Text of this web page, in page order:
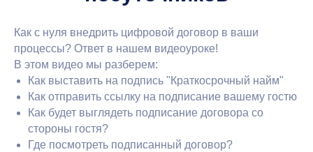
Как с нуля внедрить цифровой договор в ваши
процессы? Ответ в нашем видеоуроке!
В этом видео мы разберем:
Как выставить на подпись "Краткосрочный найм"
Как отправить ссылку на подписание вашему гостю
Как будет выглядеть подписание договора со
стороны гостя?
Где посмотреть подписанный договор?